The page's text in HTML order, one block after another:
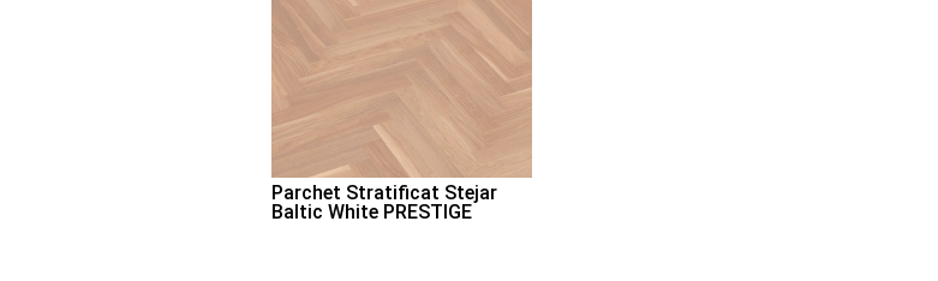
Parchet Stratificat Stejar
Baltic White PRESTIGE